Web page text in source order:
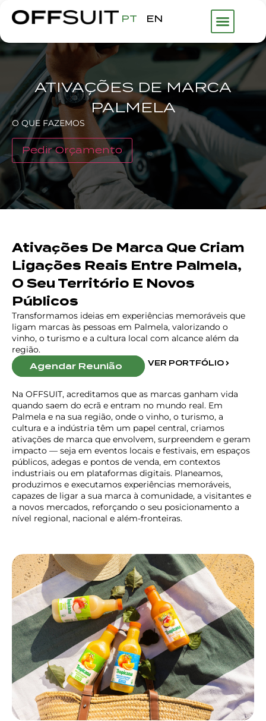
PT EN
ATIVAÇÕES DE MARCA
PALMELA
O QUE FAZEMOS
Pedir Orçamento
Ativações De Marca Que Criam
Ligações Reais Entre Palmela,
O Seu Território E Novos
Públicos
Transformamos ideias em experiências memoráveis que
ligam marcas às pessoas em Palmela, valorizando o
vinho, o turismo e a cultura local com alcance além da
região.
Agendar Reunião VER PORTFÓLIO
Na OFFSUIT, acreditamos que as marcas ganham vida
quando saem do ecrã e entram no mundo real. Em
Palmela e na sua região, onde o vinho, o turismo, a
cultura e a indústria têm um papel central, criamos
ativações de marca que envolvem, surpreendem e geram
impacto — seja em eventos locais e festivais, em espaços
públicos, adegas e pontos de venda, em contextos
industriais ou em plataformas digitais. Planeamos,
produzimos e executamos experiências memoráveis,
capazes de ligar a sua marca à comunidade, a visitantes e
a novos mercados, reforçando o seu posicionamento a
nível regional, nacional e além-fronteiras.